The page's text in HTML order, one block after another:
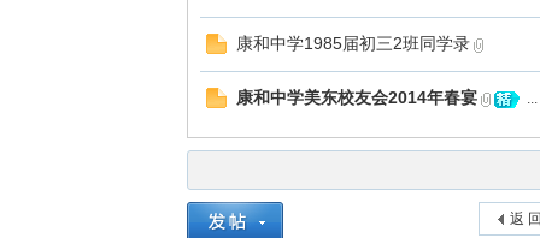
康和中学1985届初三2班同学录
康和中学美东校友会2014年春宴 ...
返